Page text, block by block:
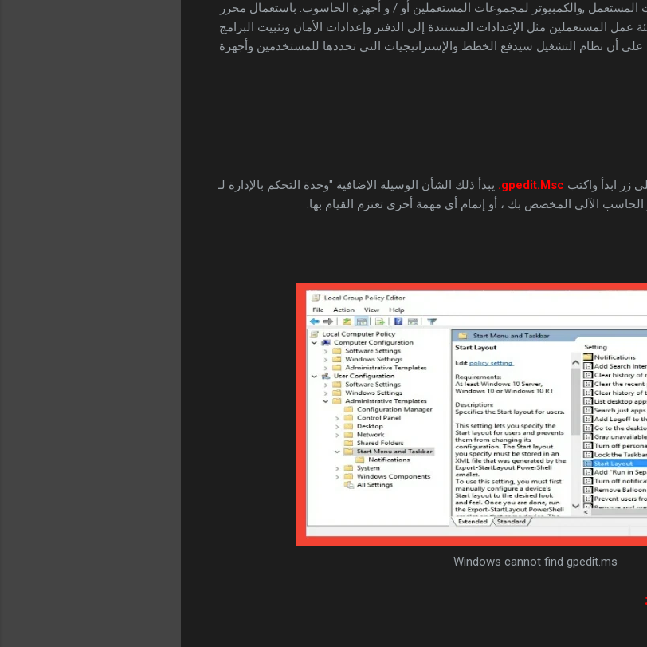
المستعمل ,والكمبيوتر لمجموعات المستعملين أو / و أجهزة الحاسوب. باستعمال محرر
المستعملين مثل الإعدادات المستندة إلى الدفتر وإعدادات الأمان وتثبيت البرامج
أن نظام التشغيل سيدفع الخطط والإستراتيجيات التي تحددها للمستخدمين وأجهزة
زر ابدأ واكتب gpedit.Msc. يبدأ ذلك الشأن الوسيلة الإضافية "وحدة التحكم بالإدارة لـ
Windows cannot find gpedit.ms